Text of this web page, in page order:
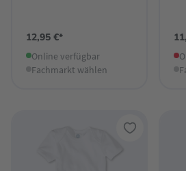
12,95 €*
Online verfügbar
Fachmarkt wählen